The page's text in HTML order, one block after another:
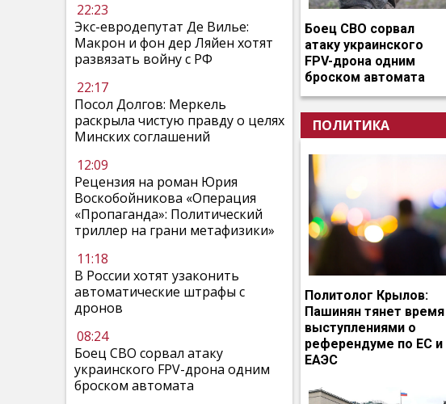
22:23
Экс-евродепутат Де Вилье:
Макрон и фон дер Ляйен хотят
развязать войну с РФ
22:17
Посол Долгов: Меркель
раскрыла чистую правду о целях
Минских соглашений
12:09
Рецензия на роман Юрия
Воскобойникова «Операция
«Пропаганда»: Политический
триллер на грани метафизики»
11:18
В России хотят узаконить
автоматические штрафы с
дронов
08:24
Боец СВО сорвал атаку
украинского FPV-дрона одним
броском автомата
Боец СВО сорвал
атаку украинского
FPV-дрона одним
броском автомата
ПОЛИТИКА
Политолог Крылов:
Пашинян тянет время
выступлениями о
референдуме по ЕС и
ЕАЭС